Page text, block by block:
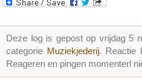
Deze log is gepost op vrijdag 5
categorie Muziekjederij. Reactie
Reageren en pingen momenterl